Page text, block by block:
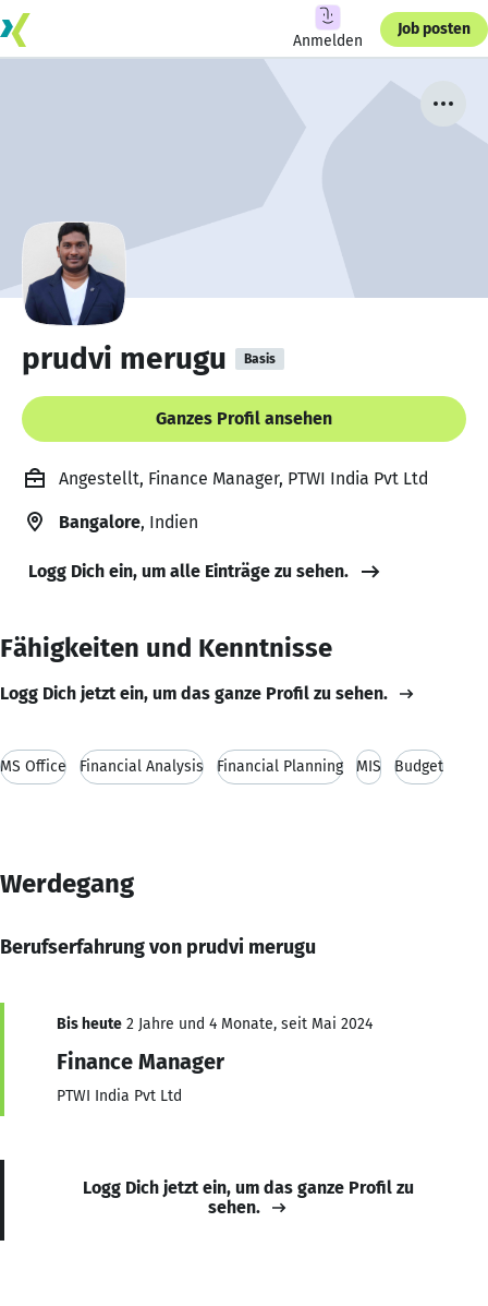
Anmelden
Job posten
prudvi merugu Basis
Ganzes Profil ansehen
Angestellt, Finance Manager, PTWI India Pvt Ltd
Bangalore, Indien
Logg Dich ein, um alle Einträge zu sehen.
Fähigkeiten und Kenntnisse
Logg Dich jetzt ein, um das ganze Profil zu sehen.
MS Office Financial Analysis Financial Planning MIS Budget
Werdegang
Berufserfahrung von prudvi merugu
Bis heute 2 Jahre und 4 Monate, seit Mai 2024
Finance Manager
PTWI India Pvt Ltd
Logg Dich jetzt ein, um das ganze Profil zu
sehen.